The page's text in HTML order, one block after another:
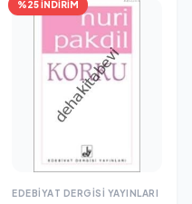
%25 İNDİRİM
EDEBIYAT DERGISI YAYINLARI